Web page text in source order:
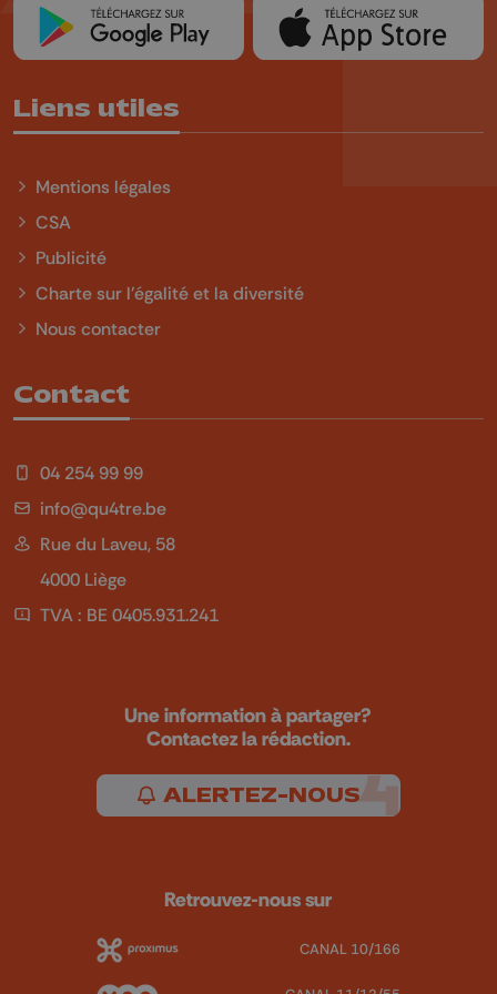
Liens utiles
Mentions légales
CSA
Publicité
Charte sur l'égalité et la diversité
Nous contacter
Contact
04 254 99 99
info@qu4tre.be
Rue du Laveu, 58
4000 Liège
TVA : BE 0405.931.241
Une information à partager?
Contactez la rédaction.
ALERTEZ-NOUS
Retrouvez-nous sur
CANAL 10/166